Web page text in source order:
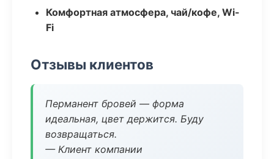
Комфортная атмосфера, чай/кофе, Wi-
Fi
Отзывы клиентов
Перманент бровей — форма
идеальная, цвет держится. Буду
возвращаться.
— Клиент компании